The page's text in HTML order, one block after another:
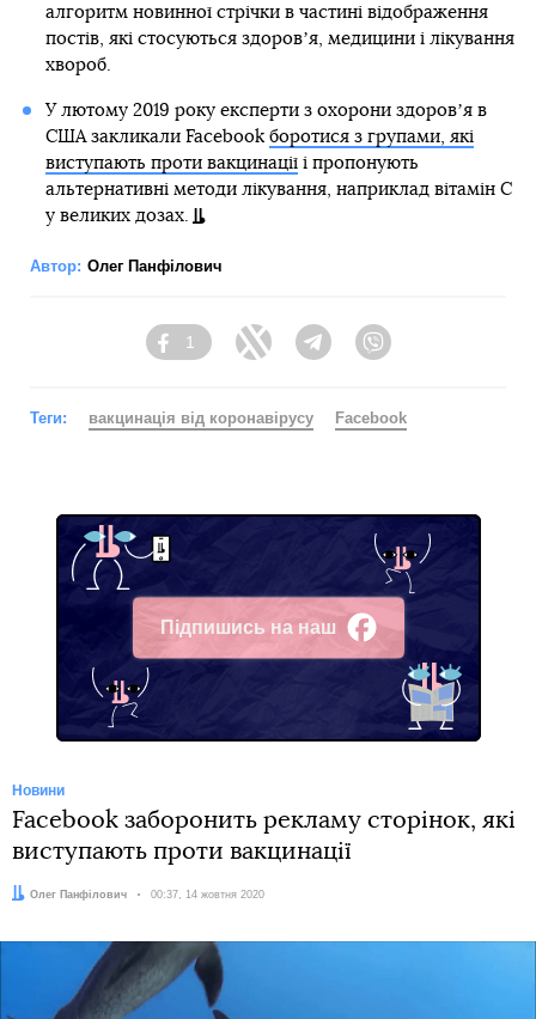
алгоритм новинної стрічки в частині відображення
постів, які стосуються здоровʼя, медицини і лікування
хвороб.
У лютому 2019 року експерти з охорони здоровʼя в
США закликали Facebook боротися з групами, які
виступають проти вакцинаціїі пропонують
альтернативні методи лікування, наприклад вітамін С
у великих дозах.
Автор: Олег Панфілович
Facebook
1
Twitter Telegram
Теги: вакцинація від коронавірусу Facebook
Підпишись на наш
Facebook
Новини
Facebook заборонить рекламу сторінок, які
виступають проти вакцинації
Автор:
Олег Панфілович Дата:
00:37, 14 жовтня 2020